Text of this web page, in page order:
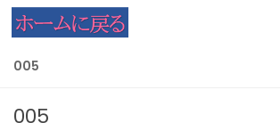
コンテンツへスキップ
005
005